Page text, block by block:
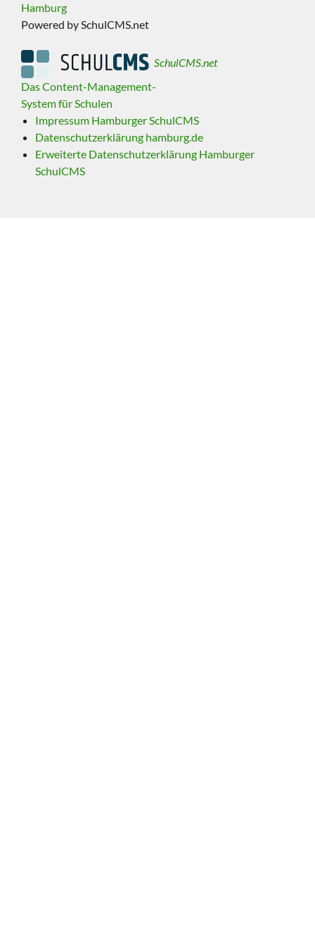
Hamburg
Powered by SchulCMS.net
SchulCMS.net
Das Content-Management-
System für Schulen
Impressum Hamburger SchulCMS
Datenschutzerklärung hamburg.de
Erweiterte Datenschutzerklärung Hamburger
SchulCMS